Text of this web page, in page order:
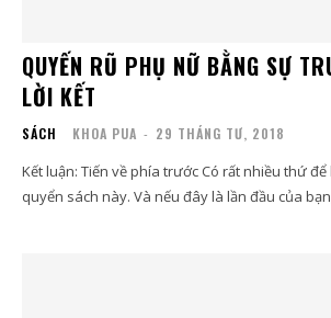
QUYẾN RŨ PHỤ NỮ BẰNG SỰ
LỜI KẾT
SÁCH KHOA PUA - 29 THÁNG TƯ, 2018
Kết luận: Tiến về phía trước Có rất nhiều thứ
quyển sách này. Và nếu đây là lần đầu của